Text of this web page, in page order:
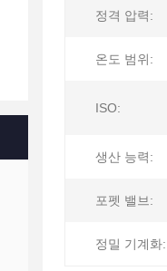
정격 압력:
온도 범위:
ISO:
생산 능력:
포펫 밸브:
정밀 기계화: